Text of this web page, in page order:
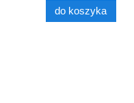
do koszyka